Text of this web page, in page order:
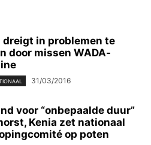
dreigt in problemen te
door missen WADA-
31/03/2016
voor “onbepaalde duur”
Kenia zet nationaal
op poten